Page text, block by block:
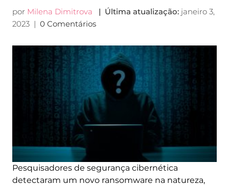
por Milena Dimitrova | Última atualização: janeiro 3,
2023| 0 Comentários
Pesquisadores de segurança cibernética
detectaram um novo ransomware na natureza,